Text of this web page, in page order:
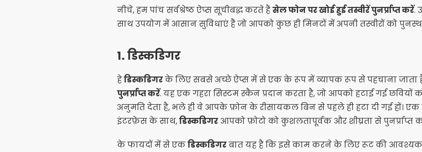
नीचे, हम पांच सर्वश्रेष्ठ ऐप्स सूचीबद्ध करते हैंसेल फोन पर खोई हुई तस्वीरें पुनर्प्राप्त करें.
साथ उपयोग में आसान सुविधाएं हैं जो आपको कुछ ही मिनटों में अपनी तस्वीरों को
1.डिस्कडिगर
हेडिस्कडिगरके लिए सबसे अच्छे ऐप्स में से एक के रूप में व्यापक रूप से पहचाना जाता
पुनर्प्राप्त करें. यह एक गहरा सिस्टम स्कैन प्रदान करता है, जो आपको हटाई गई छवियों
अनुमति देता है, भले ही वे आपके फ़ोन के रीसायकल बिन से पहले ही हटा दी गई हों।
इंटरफ़ेस के साथ,डिस्कडिगर आपको फ़ोटो को कुशलतापूर्वक और शीघ्रता से पुनर्प्राप्त
के फायदों में से एकडिस्कडिगरबात यह है कि इसे काम करने के लिए रूट की